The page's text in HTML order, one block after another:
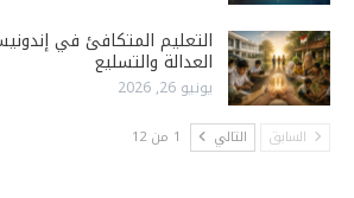
التعليم المتكافئ في
العدالة والتسليع
يونيو 26, 2026
السابق التالي 1 من 12